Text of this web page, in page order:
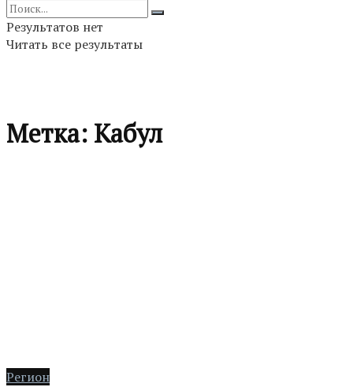
Результатов нет
Читать все результаты
Метка: Кабул
Регион